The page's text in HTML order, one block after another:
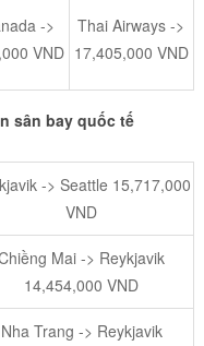
->
VND
Thai Airways ->
17,405,000 VND
sân bay quốc tế
-> Seattle 15,717,000
VND
Mai -> Reykjavik
14,454,000 VND
Nha Trang -> Reykjavik